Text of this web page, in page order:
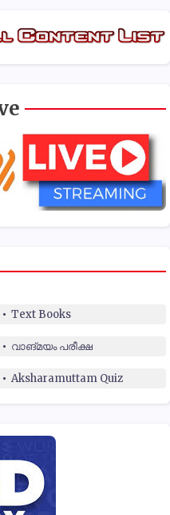
Text Books
വാങ്മയം പരീക്ഷ
Aksharamuttam Quiz